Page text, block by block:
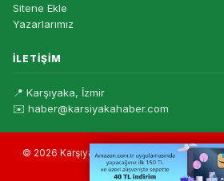
Sitene Ekle
Yazarlarımız
İLETIŞIM
📍 Karşıyaka, İzmir
✉️ haber@karsiyakahaber.com
© 2026 Karşıyaka Haber — Tüm hakları
Koşulları